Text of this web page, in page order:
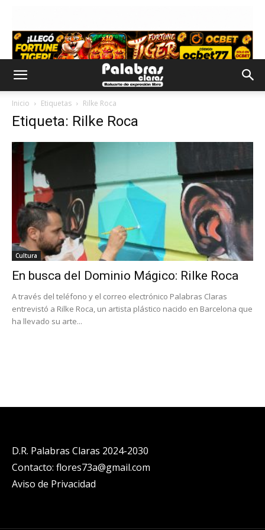
Inicio Etiquetas Rilke Roca
Etiqueta: Rilke Roca
Cultura
En busca del Dominio Mágico: Rilke Roca
A través del teléfono y el correo electrónico Palabras Claras
entrevistó a Rilke Roca, un artista plástico nacido en Barcelona que
ha llevado su arte...
D.R. Palabras Claras 2024-2030
Contacto: flores73a@gmail.com
Aviso de Privacidad